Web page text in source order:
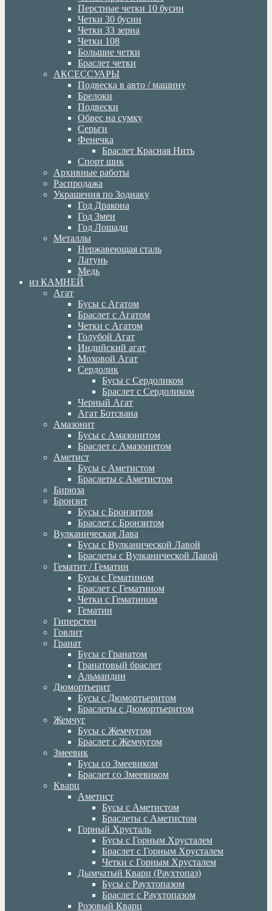
Перстные четки 10 бусин
Четки 30 бусин
Четки 33 зерна
Четки 108
Большие четки
Браслет четки
АКСЕССУАРЫ
Подвеска в авто / машину
Брелоки
Подвески
Обвес на сумку
Серьги
Фенечка
Браслет Красная Нить
Спорт шик
Архивные работы
Распродажа
Украшения по Зодиаку
Год Дракона
Год Змеи
Год Лошади
Металлы
Нержавеющая сталь
Латунь
Медь
из КАМНЕЙ
Агат
Бусы с Агатом
Браслет с Агатом
Четки с Агатом
Голубой Агат
Индийский агат
Моховой Агат
Сердолик
Бусы с Сердоликом
Браслет с Сердоликом
Черный Агат
Агат Ботсвана
Амазонит
Бусы с Амазонитом
Браслет с Амазонитом
Аметист
Бусы с Аметистом
Браслеты с Аметистом
Бирюза
Бронзит
Бусы с Бронзитом
Браслет с Бронзитом
Вулканическая Лава
Бусы с Вулканической Лавой
Браслеты с Вулканической Лавой
Гематит / Гематин
Бусы с Гематином
Браслет с Гематином
Четки с Гематином
Гематин
Гиперстен
Говлит
Гранат
Бусы с Гранатом
Гранатовый браслет
Альмандин
Дюмортьерит
Бусы с Дюмортьеритом
Браслеты с Дюмортьеритом
Жемчуг
Бусы с Жемчугом
Браслет с Жемчугом
Змеевик
Бусы со Змеевиком
Браслет со Змеевиком
Кварц
Аметист
Бусы с Аметистом
Браслеты с Аметистом
Горный Хрусталь
Бусы с Горным Хрусталем
Браслет с Горным Хрусталем
Четки с Горным Хрусталем
Дымчатый Кварц (Раухтопаз)
Бусы с Раухтопазом
Браслет с Раухтопазом
Розовый Кварц